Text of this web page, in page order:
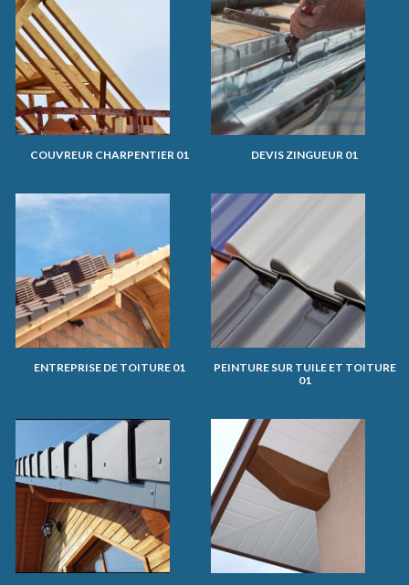
COUVREUR CHARPENTIER 01 DEVIS ZINGUEUR 01
ENTREPRISE DE TOITURE 01
PEINTURE SUR TUILE ET TOITURE
01